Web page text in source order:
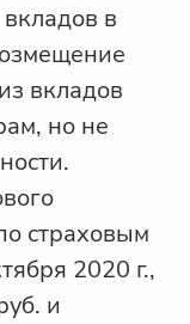
в
вкладов
но не
страховым
2020 г.,
и